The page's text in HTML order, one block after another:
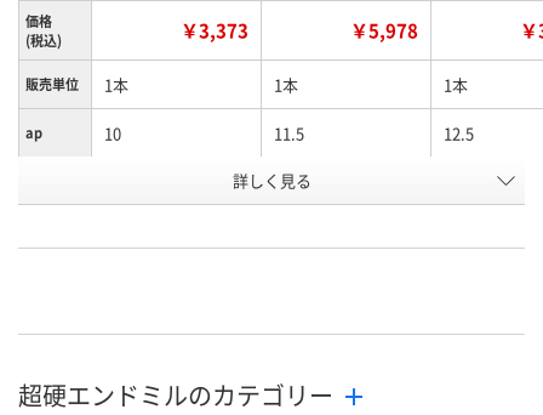
価格
(税込)
￥3,373 ￥5,978
販売単位 1本 1本 1本
ap 10 11.5 12.5
4.5
号
お届け日 8月24日（月）まで 8月24日（月）まで 8月24日（月）
数量 数量
詳しく見る
超硬エンドミルのカテゴリー